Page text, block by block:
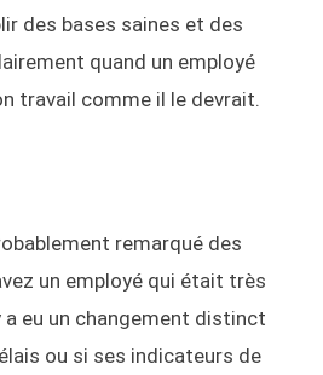
des bases saines et des
quand un employé
travail comme il le devrait.
remarqué des
un employé qui était très
eu un changement distinct
ou si ses indicateurs de